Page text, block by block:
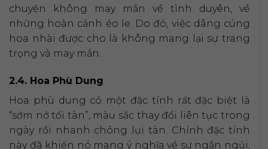
chuyện không may mắn về tình duyên, về
những hoàn cảnh éo le. Do đó, việc dâng cúng
hoa nhài được cho là không mang lại sự trang
trọng và may mắn.
2.4. Hoa Phù Dung
Hoa phù dung có một đặc tính rất đặc biệt là
“sớm nở tối tàn”, màu sắc thay đổi liên tục trong
ngày rồi nhanh chóng lụi tàn. Chính đặc tính
này đã khiến nó mang ý nghĩa về sự ngắn ngủi,